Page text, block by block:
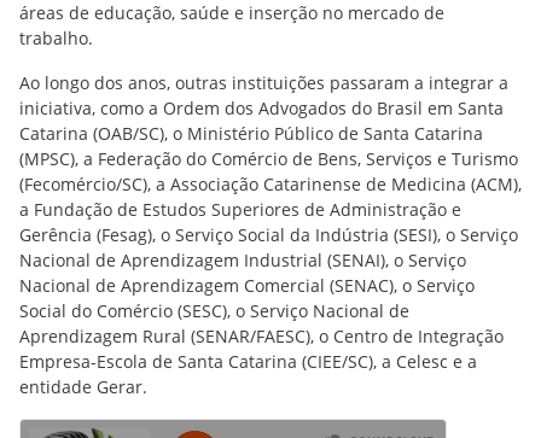
áreas de educação, saúde e inserção no mercado de
trabalho.
Ao longo dos anos, outras instituições passaram a integrar a
iniciativa, como a Ordem dos Advogados do Brasil em Santa
Catarina (OAB/SC), o Ministério Público de Santa Catarina
(MPSC), a Federação do Comércio de Bens, Serviços e Turismo
(Fecomércio/SC), a Associação Catarinense de Medicina (ACM),
a Fundação de Estudos Superiores de Administração e
Gerência (Fesag), o Serviço Social da Indústria (SESI), o Serviço
Nacional de Aprendizagem Industrial (SENAI), o Serviço
Nacional de Aprendizagem Comercial (SENAC), o Serviço
Social do Comércio (SESC), o Serviço Nacional de
Aprendizagem Rural (SENAR/FAESC), o Centro de Integração
Empresa-Escola de Santa Catarina (CIEE/SC), a Celesc e a
entidade Gerar.